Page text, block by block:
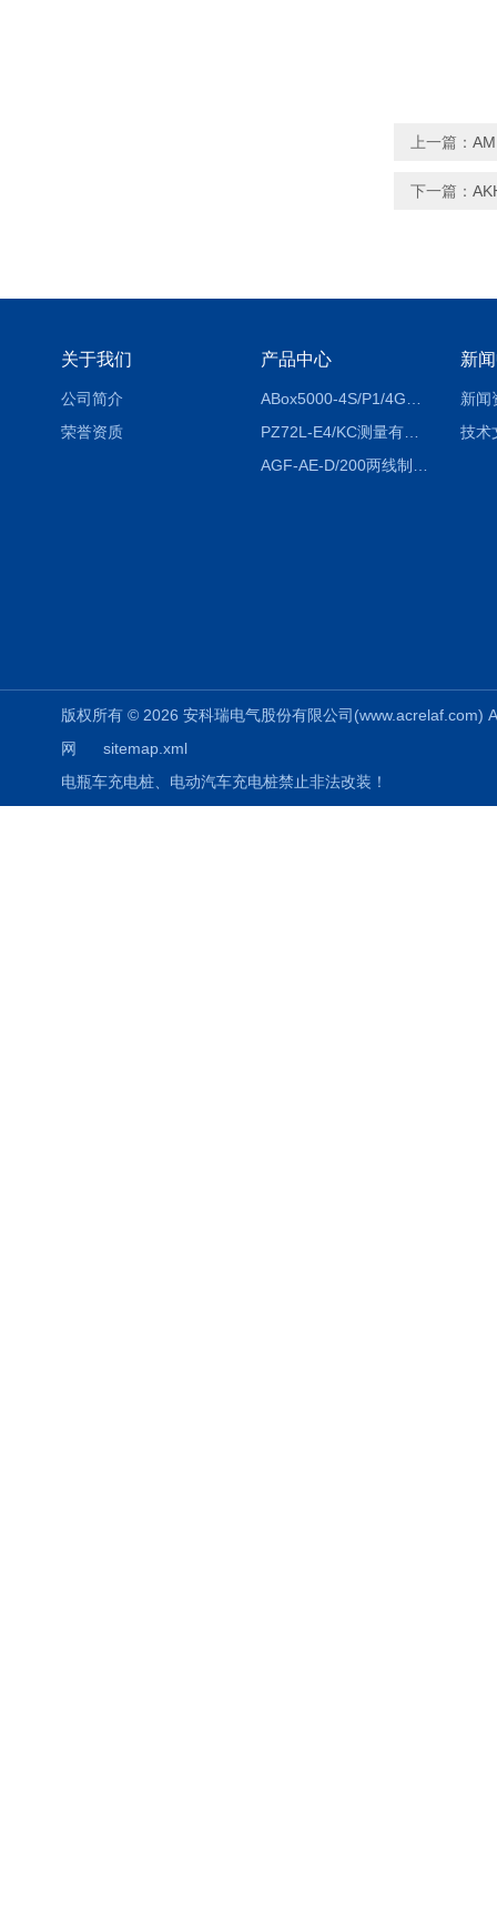
上一篇：
下一篇：
关于我们
公司简介
荣誉资质
产品中心
PZ72L-E4/KC测量有功电能（EPI/EPE）嵌入式电表
新
新闻
技术
版权所有 © 2026 安科瑞电气股份有限公司
网
sitemap.xml
电瓶车充电桩、电动汽车充电桩禁止非法改装！